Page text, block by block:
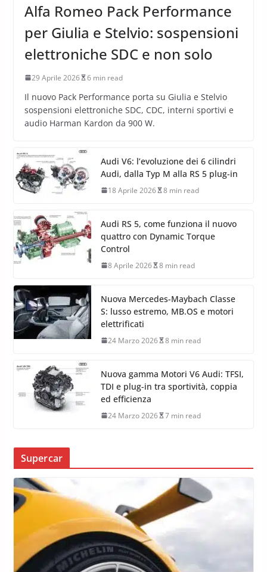
Alfa Romeo Pack Performance
per Giulia e Stelvio: sospensioni
elettroniche SDC e non solo
29 Aprile 2026 6 min read
Il nuovo Pack Performance porta su Giulia e Stelvio
sospensioni elettroniche SDC, CDC, interni sportivi e
audio Harman Kardon da 900 W.
Audi V6: l’evoluzione dei 6 cilindri
Audi, dalla Typ M alla RS 5 plug-in
18 Aprile 2026 8 min read
Audi RS 5, come funziona il nuovo
quattro con Dynamic Torque
Control
8 Aprile 2026 8 min read
Nuova Mercedes-Maybach Classe
S: lusso estremo, MB.OS e motori
elettrificati
24 Marzo 2026 8 min read
Nuova gamma Motori V6 Audi: TFSI,
TDI e plug-in tra sportività, coppia
ed efficienza
24 Marzo 2026 7 min read
Supercar